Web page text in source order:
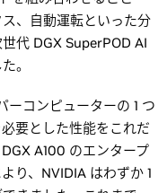
、自動運転といった分
代 DGX SuperPOD AI
。
ーコンピューターの 1 つ
要とした性能をこれだ
A100 のエンタープ
り、NVIDIA はわずか 1